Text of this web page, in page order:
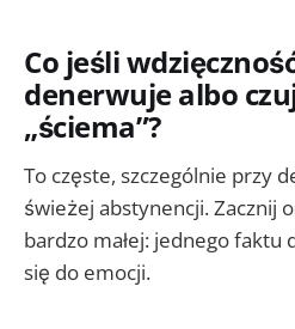
Co jeśli
denerwuje albo
„ściema”?
To częste, szczególnie przy
świeżej abstynencji. Zacznij
bardzo małej: jednego faktu
się do emocji.